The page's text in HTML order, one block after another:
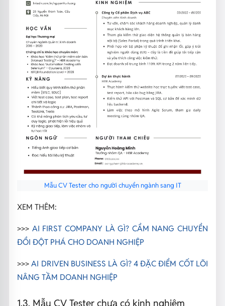
Mẫu CV Tester cho người chuyển ngành sang IT
XEM THÊM:
>>> AI FIRST COMPANY LÀ GÌ? CẨM NANG CHUYỂN
ĐỔI ĐỘT PHÁ CHO DOANH NGHIỆP
>>>AI DRIVEN BUSINESS LÀ GÌ? 4 ĐẶC ĐIỂM CỐT LÕI
NÂNG TẦM DOANH NGHIỆP
1.3. Mẫu CV Tester chưa có kinh nghiệm